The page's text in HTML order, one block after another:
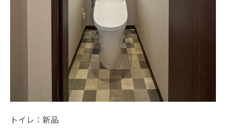
トイレ：新品